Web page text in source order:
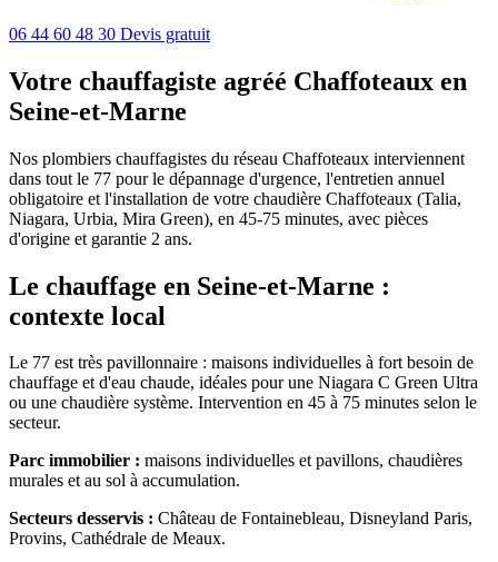
06 44 60 48 30 Devis gratuit
Votre chauffagiste agréé Chaffoteaux en
Seine-et-Marne
Nos plombiers chauffagistes du réseau Chaffoteaux interviennent
dans tout le 77 pour le dépannage d'urgence, l'entretien annuel
obligatoire et l'installation de votre chaudière Chaffoteaux (Talia,
Niagara, Urbia, Mira Green), en 45-75 minutes, avec pièces
d'origine et garantie 2 ans.
Le chauffage en Seine-et-Marne :
contexte local
Le 77 est très pavillonnaire : maisons individuelles à fort besoin de
chauffage et d'eau chaude, idéales pour une Niagara C Green Ultra
ou une chaudière système. Intervention en 45 à 75 minutes selon le
secteur.
Parc immobilier : maisons individuelles et pavillons, chaudières
murales et au sol à accumulation.
Secteurs desservis : Château de Fontainebleau, Disneyland Paris,
Provins, Cathédrale de Meaux.